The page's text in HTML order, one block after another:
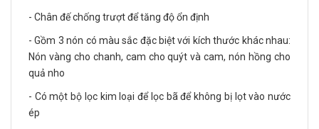
- Chân đế chống trượt để tăng độ ổn định
- Gồm 3 nón có màu sắc đặc biệt với kích thước khác nhau:
Nón vàng cho chanh, cam cho quýt và cam, nón hồng cho
quả nho
- Có một bộ lọc kim loại để lọc bã để không bị lọt vào nước
ép